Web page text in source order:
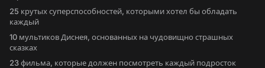
25 крутых суперспособностей, которыми хотел бы обладать
каждый
10 мультиков Диснея, основанных на чудовищно страшных
сказках
23 фильма, которые должен посмотреть каждый подросток